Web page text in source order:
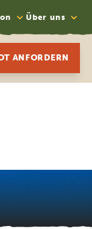
Über uns
ANFORDERN